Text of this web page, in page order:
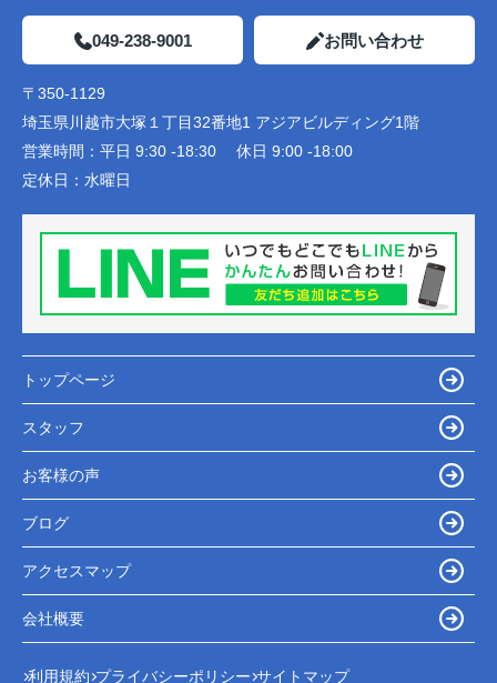
049-238-9001 お問い合わせ
〒350-1129
埼玉県川越市大塚１丁目32番地1 アジアビルディング1階
営業時間： 平日 9:30 -18:30 休日 9:00 -18:00
定休日： 水曜日
トップページ
スタッフ
お客様の声
ブログ
アクセスマップ
会社概要
利用規約 プライバシーポリシー サイトマップ